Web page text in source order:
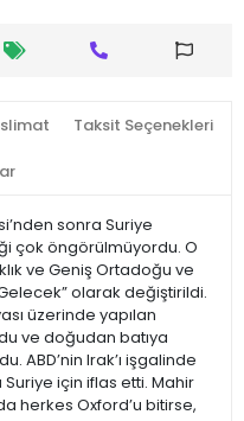
Taksit Seçenekleri
sonra Suriye
çok öngörülmüyordu. O
ve Geniş Ortadoğu ve
olarak değiştirildi.
üzerinde yapılan
ve doğudan batıya
ABD’nin Irak’ı işgalinde
Suriye için iflas etti. Mahir
herkes Oxford’u bitirse,